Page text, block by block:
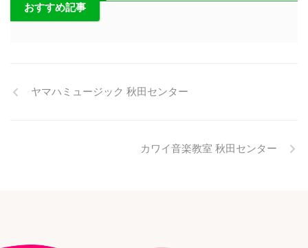
おすすめ記事
ヤマハミュージック 秋田センター
カワイ音楽教室 秋田センター